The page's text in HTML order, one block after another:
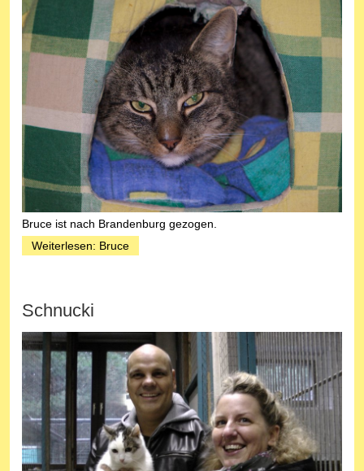
Bruce ist nach Brandenburg gezogen.
Weiterlesen: Bruce
Schnucki